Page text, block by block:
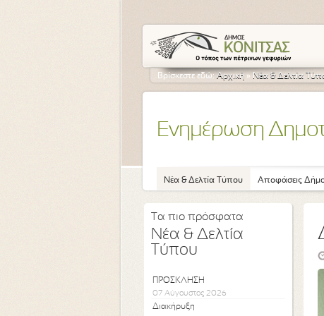
Βρίσκεστε εδώ:Αρχική » Νέα & Δελτία
Ενημέρωση
Νέα & Δελτία Τύπου Αποφάσεις
Τα πιο πρόσφατα
Νέα & Δελτία
Τύπου
ΠΡΟΣΚΛΗΣΗ
07 Αύγουστος 2026
Διακήρυξη